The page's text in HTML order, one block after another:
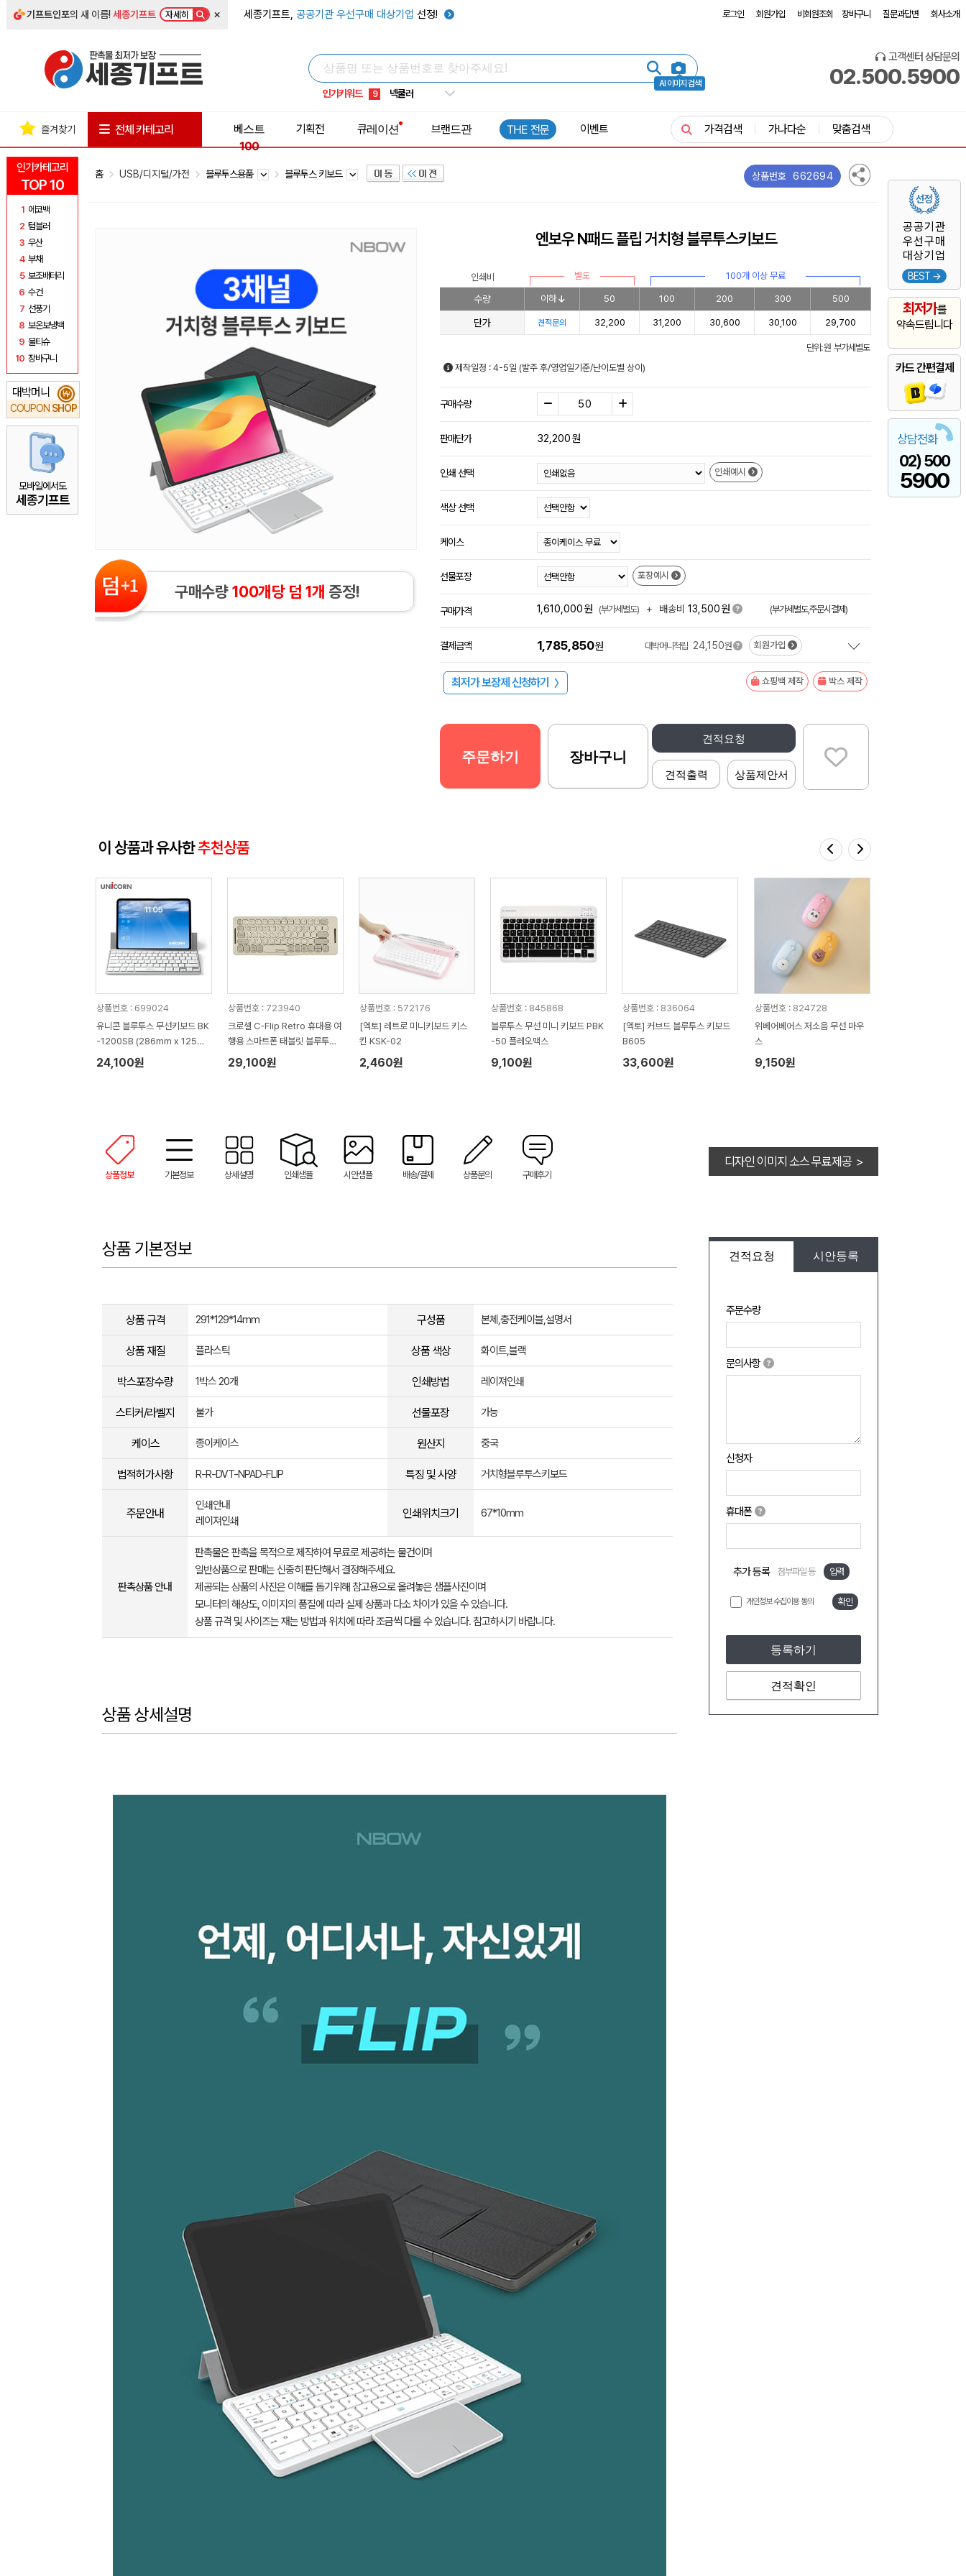
기프트인포의 새 이름!세종기프트 자세히 × 세종기프트, 공공기관 우선구매 대상기업 선정! 로그인 회원가입 비회원조회 장바구니 질문과답변 회사소개
AI 이미지 검색
인기키워드
5 키캡
8 쿨토시
9 넥쿨러
1 선풍기
고객센터 상담문의
02.500.5900
인기카테고리
TOP 10
1 에코백
2 텀블러
3 우산
4 부채
5 보조배터리
6 수건
7 선풍기
8 보온보냉백
9 물티슈
10 장바구니
대박머니
COUPON SHOP
₩
모바일에서도
세종기프트
공공기관
우선구매
대상기업
BEST →
최저가를
약속드립니다
카드 간편결제
상담전화
02) 500
5900
즐겨찾기 전체 카테고리
베스트
100
기획전 큐레이션 브랜드관 THE 전문 이벤트 가격검색 가나다순 맞춤검색
홈 USB/디지털/가전 블루투스용품 블루투스 키보드 상품번호 662694
구매수량100개당 덤 1개 증정!
엔보우 N패드 플립 거치형 블루투스키보드
인쇄비 별도 100개 이상 무료
수량 이하 50 100 200 300 500
단가 견적문의 32,200 31,200 30,600 30,100 29,700
단위: 원 부가세별도
제작일정 : 4-5일 (발주 후/영업일기준/난이도별 상이)
구매수량
판매단가 32,200원
인쇄 선택 인쇄예시
색상 선택
케이스
선물포장 포장예시
구매가격 1,610,000원 (부가세별도) + 배송비 13,500원 (부가세별도,주문시결제)
결제금액 1,785,850원 대박머니적립 24,150원 회원가입
최저가 보장제 신청하기 〉 쇼핑백 제작 박스 제작
견적요청
견적출력 상품제안서
주문하기 장바구니
이 상품과 유사한추천상품
상품번호 : 699024
유니콘 블루투스 무선키보드 BK
-1200SB (286mm x 125m
m x 13mm / 395g)
24,100원
상품번호 : 723940
크로셀 C-Flip Retro 휴대용 여
행용 스마트폰 태블릿 블루투스
무선 접이식 키보드
29,100원
상품번호 : 572176
[엑토] 레트로 미니키보드 키스
킨 KSK-02
2,460원
상품번호 : 845868
블루투스 무선 미니 키보드 PBK
-50 플레오맥스
9,100원
상품번호 : 836064
[엑토] 커브드 블루투스 키보드
B605
33,600원
상품번호 : 824728
위베어베어스 저소음 무선 마우
스
9,150원
상품정보 기본정보 상세설명 인쇄샘플 시안샘플 배송/결제 상품문의 구매후기
디자인 이미지 소스 무료제공 >
견적요청 시안등록
주문수량
문의사항
신청자
휴대폰
추가 등록 첨부파일 등 입력
개인정보 수집이용 동의 확인
등록하기
견적확인
상품 기본정보
상품 규격 291*129*14mm 구성품 본체,충전케이블,설명서
상품 재질 플라스틱 상품 색상 화이트,블랙
박스포장수량 1박스 20개 인쇄방법 레이져인쇄
스티커/라벨지 불가 선물포장 가능
케이스 종이케이스 원산지 중국
법적허가사항 R-R-DVT-NPAD-FLIP 특징 및 사양 거치형블루투스키보드
주문안내
인쇄안내
레이져인쇄
인쇄위치크기 67*10mm
판촉상품 안내
판촉물은 판촉을 목적으로 제작하여 무료로 제공하는 물건이며
일반상품으로 판매는 신중히 판단해서 결정해주세요.
제공되는 상품의 사진은 이해를 돕기위해 참고용으로 올려놓은 샘플사진이며
모니터의 해상도, 이미지의 품질에 따라 실제 상품과 다소 차이가 있을 수 있습니다.
상품 규격 및 사이즈는 재는 방법과 위치에 따라 조금씩 다를 수 있습니다. 참고하시기 바랍니다.
상품 상세설명